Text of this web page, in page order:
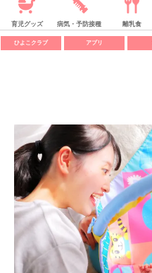
育児グッズ 病気・予防接種 離乳食
ひよこクラブ アプリ